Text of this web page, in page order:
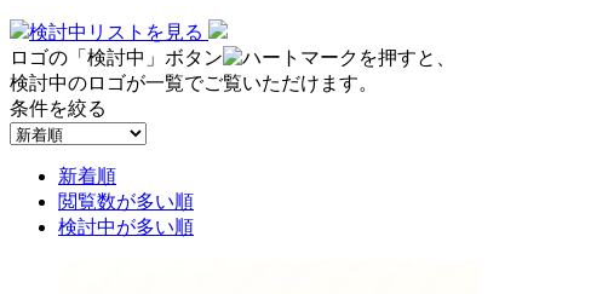
検討中リストを見る
ロゴの「検討中」ボタン
を押すと、
検討中のロゴが一覧でご覧いただけます。
条件を絞る
新着順
閲覧数が多い順
検討中が多い順